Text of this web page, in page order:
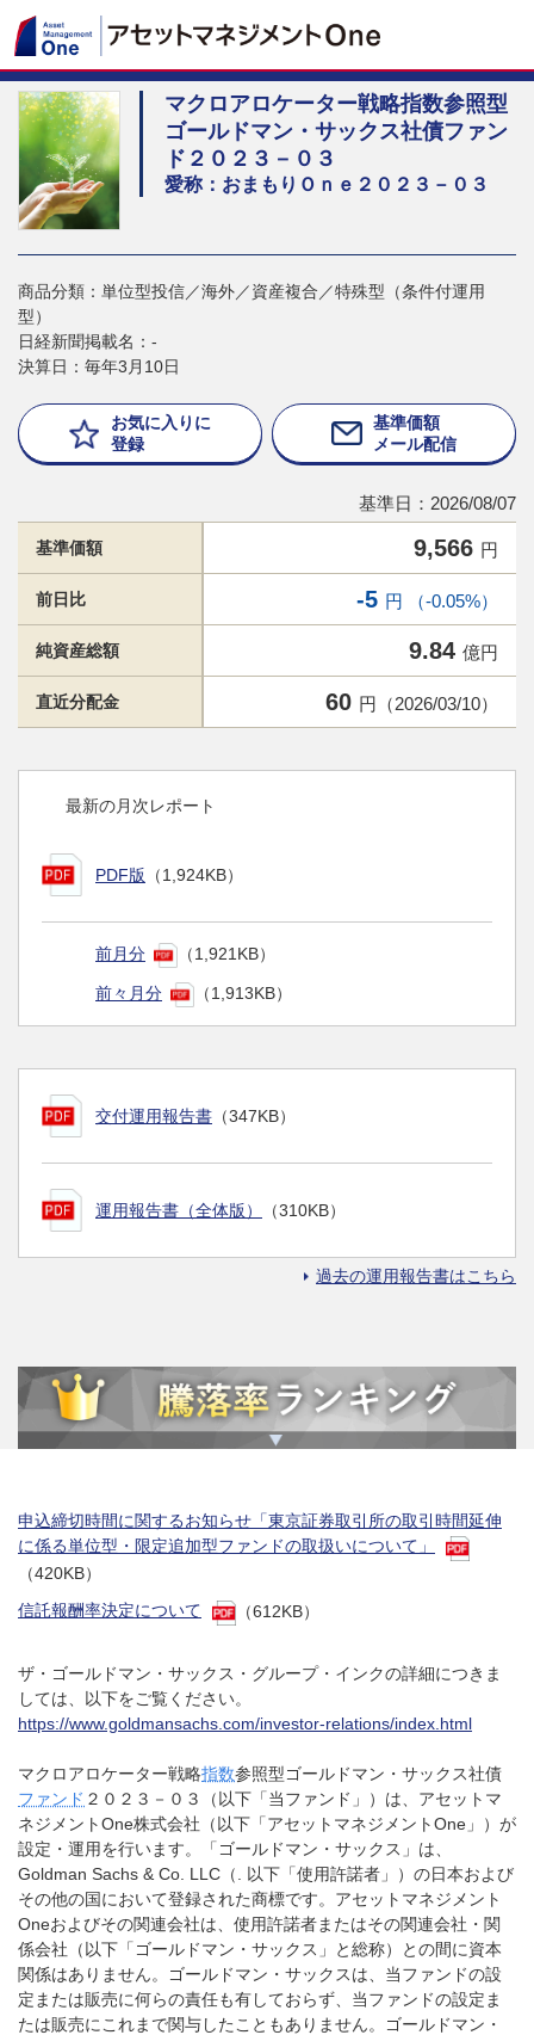
マクロアロケーター戦略指数参照型
ゴールドマン・サックス社債ファン
ド２０２３－０３
愛称：おまもりＯｎｅ２０２３－０３
商品分類：単位型投信／海外／資産複合／特殊型（条件付運用
型）
日経新聞掲載名：-
決算日：毎年3月10日
お気に入りに
登録
基準価額
メール配信
基準日：2026/08/07
基準価額 9,566 円
前日比 -5 円 （-0.05%）
純資産総額 9.84 億円
直近分配金 60 円（2026/03/10）
最新の月次レポート
PDF版 （1,924KB）
前月分 （1,921KB）
前々月分 （1,913KB）
交付運用報告書 （347KB）
運用報告書（全体版） （310KB）
過去の運用報告書はこちら
申込締切時間に関するお知らせ「東京証券取引所の取引時間延伸
に係る単位型・限定追加型ファンドの取扱いについて」
（420KB）
信託報酬率決定について
（612KB）
ザ・ゴールドマン・サックス・グループ・インクの詳細につきま
しては、以下をご覧ください。
https://www.goldmansachs.com/investor-relations/index.html
マクロアロケーター戦略指数参照型ゴールドマン・サックス社債
ファンド ２０２３－０３（以下「当ファンド」）は、アセットマ
ネジメントOne株式会社（以下「アセットマネジメントOne」）が
設定・運用を行います。「ゴールドマン・サックス」は、
Goldman Sachs & Co. LLC（. 以下「使用許諾者」）の日本および
その他の国において登録された商標です。アセットマネジメント
Oneおよびその関連会社は、使用許諾者またはその関連会社・関
係会社（以下「ゴールドマン・サックス」と総称）との間に資本
関係はありません。ゴールドマン・サックスは、当ファンドの設
定または販売に何らの責任も有しておらず、当ファンドの設定ま
たは販売にこれまで関与したこともありません。ゴールドマン・